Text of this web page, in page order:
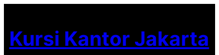
ke
konten
Kursi Kantor Jakarta